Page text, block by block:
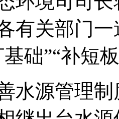
有关部门
础”“补短
源管理制